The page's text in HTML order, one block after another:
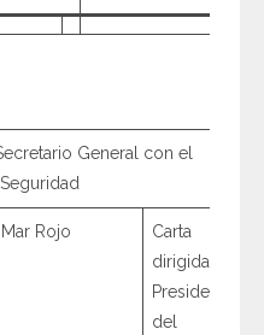
General con el
Mar Rojo
Carta
dirigida a la
Presidencia
del